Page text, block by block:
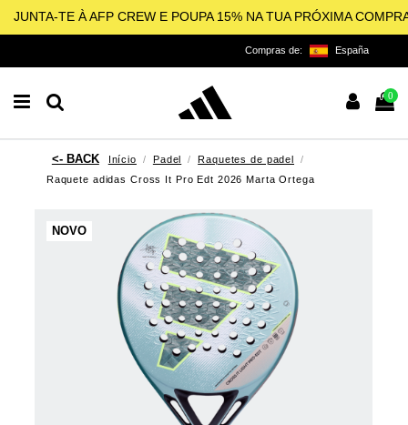
JUNTA-TE À AFP CREW E POUPA 15% NA TUA PRÓXIMA
Compras de: España
0
Início Padel
Raquetes de padel
Raquete adidas Cross It Pro Edt 2026 Marta Ortega
NOVO